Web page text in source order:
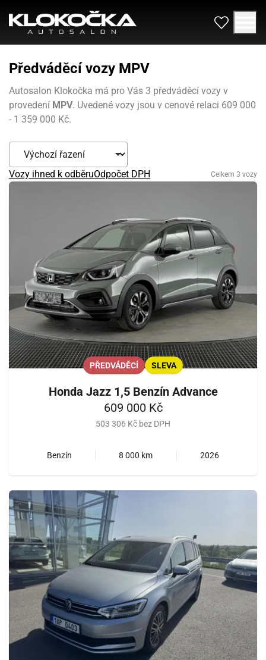
Předváděcí vozy MPV
Autosalon Klokočka má pro Vás 3 předváděcí vozy v
provedení MPV. Uvedené vozy jsou v cenové relaci 609 000
- 1 359 000 Kč.
Vozy ihned k odběruOdpočet DPH Celkem 3 vozy
PŘEDVÁDĚCÍ SLEVA
Honda Jazz 1,5 Benzín Advance
609 000 Kč
503 306 Kč bez DPH
Benzín 8 000 km 2026